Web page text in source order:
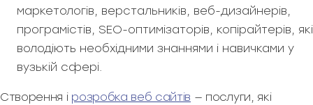
маркетологів, верстальників, веб-дизайнерів,
програмістів, SEO-оптимізаторів, копірайтерів, які
володіють необхідними знаннями і навичками у
вузькій сфері.
Створення і розробка веб сайтів — послуги, які